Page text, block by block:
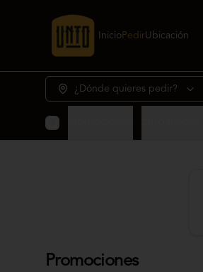
InicioPedirUbicación
¿Dónde quieres pedir?
Promociones